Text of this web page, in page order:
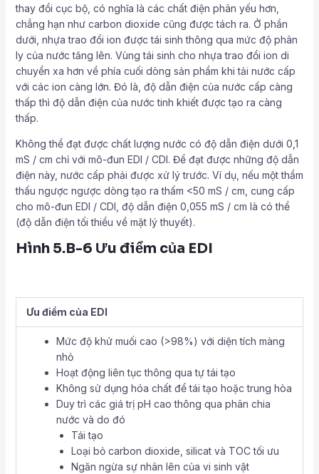
thay đổi cục bộ, có nghĩa là các chất điện phân yếu hơn,
chẳng hạn như carbon dioxide cũng được tách ra. Ở phần
dưới, nhựa trao đổi ion được tái sinh thông qua mức độ phân
ly của nước tăng lên. Vùng tái sinh cho nhựa trao đổi ion di
chuyển xa hơn về phía cuối dòng sản phẩm khi tải nước cấp
với các ion càng lớn. Đó là, độ dẫn điện của nước cấp càng
thấp thì độ dẫn điện của nước tinh khiết được tạo ra càng
thấp.
Không thể đạt được chất lượng nước có độ dẫn điện dưới 0,1
mS / cm chỉ với mô-đun EDI / CDI. Để đạt được những độ dẫn
điện này, nước cấp phải được xử lý trước. Ví dụ, nếu một thẩm
thấu ngược ngược dòng tạo ra thấm <50 mS / cm, cung cấp
cho mô-đun EDI / CDI, độ dẫn điện 0,055 mS / cm là có thể
(độ dẫn điện tối thiểu về mặt lý thuyết).
Hình 5.B-6 Ưu điểm của EDI
Ưu điểm của EDI
Mức độ khử muối cao (>98%) với diện tích màng
nhỏ
Hoạt động liên tục thông qua tự tái tạo
Không sử dụng hóa chất để tái tạo hoặc trung hòa
Duy trì các giá trị pH cao thông qua phân chia
nước và do đó
Tái tạo
Loại bỏ carbon dioxide, silicat và TOC tối ưu
Ngăn ngừa sự nhân lên của vi sinh vật